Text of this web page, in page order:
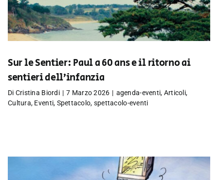
Sur le Sentier: Paul a 60 ans e il ritorno ai
sentieri dell’infanzia
Di Cristina Biordi | 7 Marzo 2026 | agenda-eventi, Articoli,
Cultura, Eventi, Spettacolo, spettacolo-eventi